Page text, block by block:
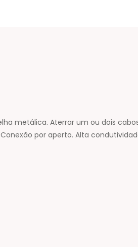
metálica. Aterrar um ou dois
por aperto. Alta